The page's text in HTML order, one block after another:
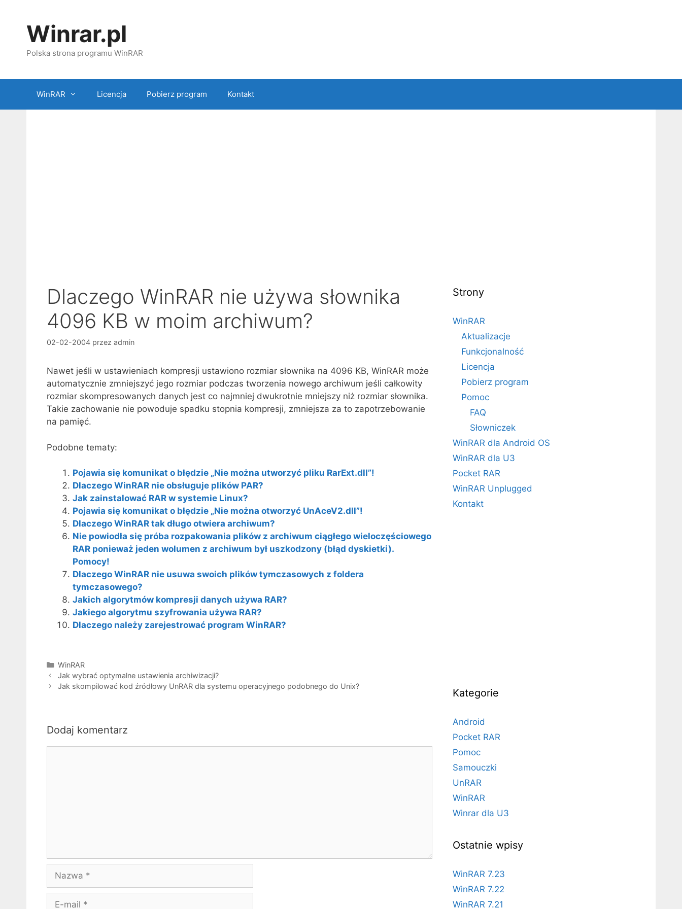
Winrar.pl
Polska strona programu WinRAR
WinRAR Licencja Pobierz program Kontakt
Dlaczego WinRAR nie używa słownika
4096 KB w moim archiwum?
02-02-2004 przez admin
Nawet jeśli w ustawieniach kompresji ustawiono rozmiar słownika na 4096 KB, WinRAR może
automatycznie zmniejszyć jego rozmiar podczas tworzenia nowego archiwum jeśli całkowity
rozmiar skompresowanych danych jest co najmniej dwukrotnie mniejszy niż rozmiar słownika.
Takie zachowanie nie powoduje spadku stopnia kompresji, zmniejsza za to zapotrzebowanie
na pamięć.
Podobne tematy:
Pojawia się komunikat o błędzie „Nie można utworzyć pliku RarExt.dll”!
Dlaczego WinRAR nie obsługuje plików PAR?
Jak zainstalować RAR w systemie Linux?
Pojawia się komunikat o błędzie „Nie można otworzyć UnAceV2.dll”!
Dlaczego WinRAR tak długo otwiera archiwum?
Nie powiodła się próba rozpakowania plików z archiwum ciągłego wieloczęściowego
RAR ponieważ jeden wolumen z archiwum był uszkodzony (błąd dyskietki).
Pomocy!
Dlaczego WinRAR nie usuwa swoich plików tymczasowych z foldera
tymczasowego?
Jakich algorytmów kompresji danych używa RAR?
Jakiego algorytmu szyfrowania używa RAR?
Dlaczego należy zarejestrować program WinRAR?
Kategorie
WinRAR
Jak wybrać optymalne ustawienia archiwizacji?
Jak skompilować kod źródłowy UnRAR dla systemu operacyjnego podobnego do Unix?
Dodaj komentarz
Strony
WinRAR
Aktualizacje
Funkcjonalność
Licencja
Pobierz program
Pomoc
FAQ
Słowniczek
WinRAR dla Android OS
WinRAR dla U3
Pocket RAR
WinRAR Unplugged
Kontakt
Kategorie
Android
Pocket RAR
Pomoc
Samouczki
UnRAR
WinRAR
Winrar dla U3
Ostatnie wpisy
WinRAR 7.23
WinRAR 7.22
WinRAR 7.21